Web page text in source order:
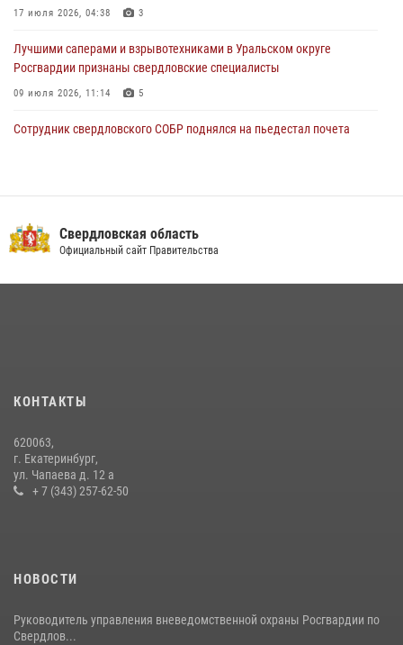
30 июля 2026, 11:33 1
17 июля 2026, 04:38 3
Лучшими саперами и взрывотехниками в Уральском округе
Росгвардии признаны свердловские специалисты
09 июля 2026, 11:14 5
Сотрудник свердловского СОБР поднялся на пьедестал почета
16 июля 2026, 13:07 4
31 июля 2026, 12:27
промышленной выставки «Иннопром-2026»
10 июля 2026, 12:35
Свердловская область
Официальный сайт Правительства
КОНТАКТЫ
620063,
г. Екатеринбург,
ул. Чапаева д. 12 а
+ 7 (343) 257-62-50
НОВОСТИ
Руководитель управления вневедомственной охраны Росгвардии по
Свердлов...